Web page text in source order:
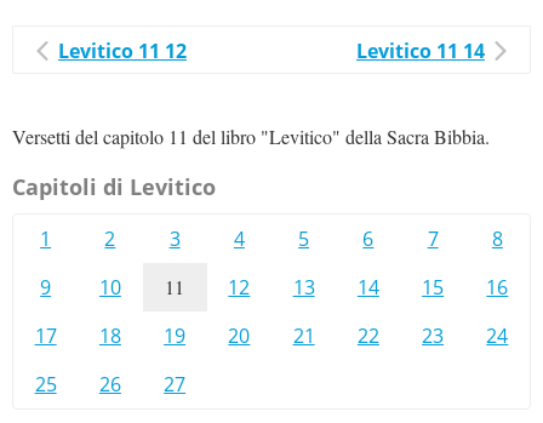
Levitico 11 12 Levitico 11 14
Versetti del capitolo 11 del libro "Levitico" della Sacra Bibbia.
Capitoli di Levitico
1 2 3 4 5 6 7
8
9
10 11 12 13 14 15
16
17
18 19 20 21 22 23
24
25
26 27